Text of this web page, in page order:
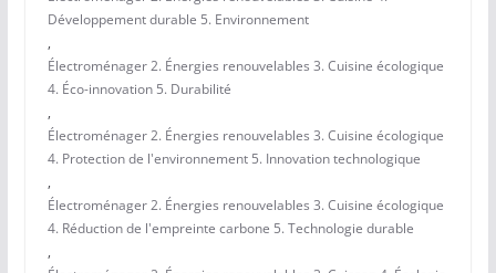
Développement durable 5. Environnement
,
Électroménager 2. Énergies renouvelables 3. Cuisine écologique
4. Éco-innovation 5. Durabilité
,
Électroménager 2. Énergies renouvelables 3. Cuisine écologique
4. Protection de l'environnement 5. Innovation technologique
,
Électroménager 2. Énergies renouvelables 3. Cuisine écologique
4. Réduction de l'empreinte carbone 5. Technologie durable
,